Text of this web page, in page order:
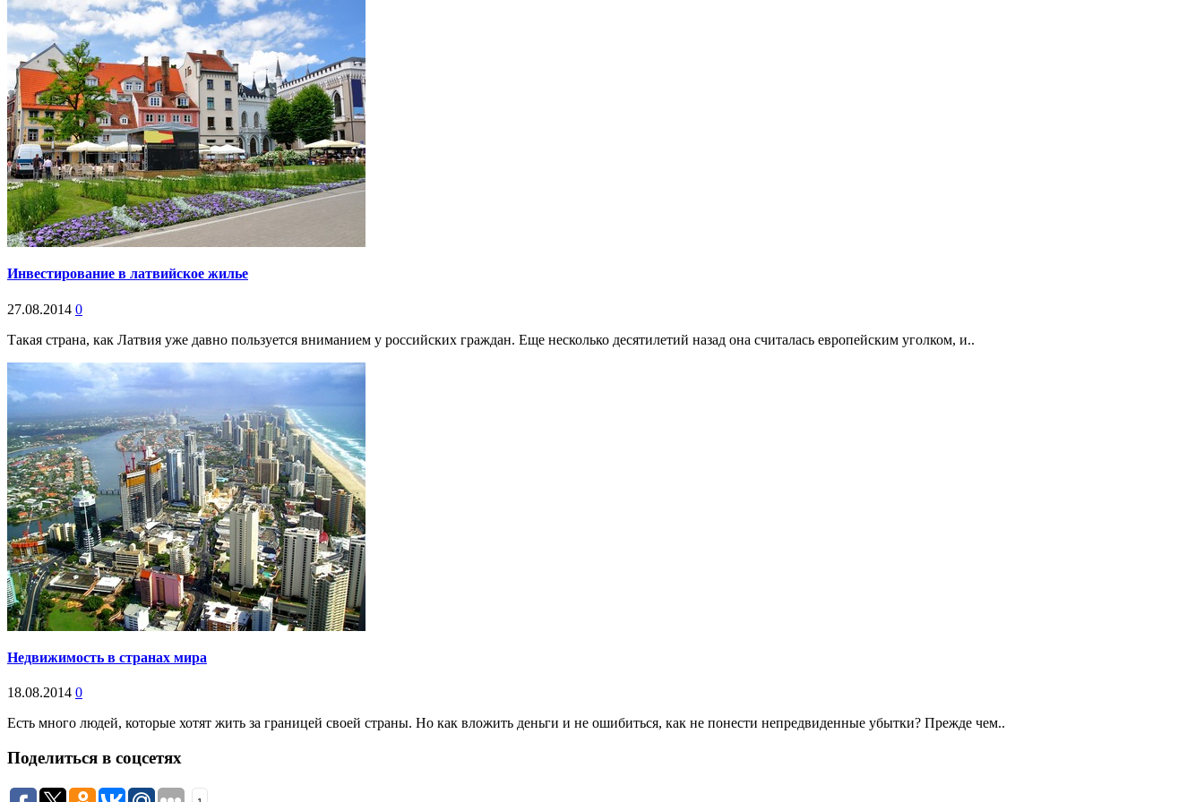
Инвестирование в латвийское жилье
27.08.2014 0
Такая страна, как Латвия уже давно пользуется вниманием у российских граждан. Еще несколько десятилетий назад она считалась европейским уголком, и..
Недвижимость в странах мира
18.08.2014 0
Есть много людей, которые хотят жить за границей своей страны. Но как вложить деньги и не ошибиться, как не понести непредвиденные убытки? Прежде чем..
Поделиться в соцсетях